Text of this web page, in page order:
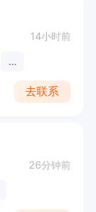
14小时前
...
去联系
26分钟前